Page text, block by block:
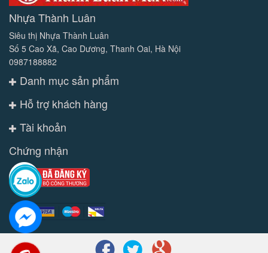
Nhựa Thành Luân
Siêu thị Nhựa Thành Luân
Số 5 Cao Xã, Cao Dương, Thanh Oai, Hà Nội
0987188882
Danh mục sản phẩm
Hỗ trợ khách hàng
Tài khoản
Chứng nhận